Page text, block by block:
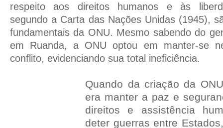
respeito aos direitos humanos e às
segundo a Carta das Nações Unidas (1945),
fundamentais da ONU. Mesmo sabendo do
em Ruanda, a ONU optou em manter-se
conflito, evidenciando sua total ineficiência.
Quando da criação da
era manter a paz e
direitos e assistência
deter guerras entre